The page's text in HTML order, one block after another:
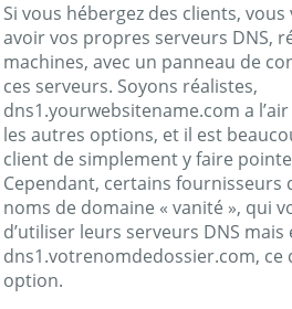
Si vous hébergez des clients,
avoir vos propres serveurs DNS,
machines, avec un panneau de
ces serveurs. Soyons réalistes,
dns1.yourwebsitename.com a
les autres options, et il est
client de simplement y faire
Cependant, certains fournisseurs
noms de domaine « vanité », qui
d’utiliser leurs serveurs DNS
dns1.votrenomdedossier.com,
option.